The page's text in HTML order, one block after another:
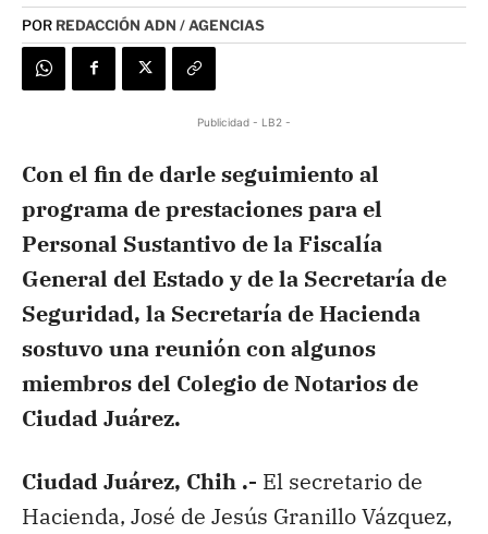
POR REDACCIÓN ADN / AGENCIAS
Publicidad - LB2 -
Con el fin de darle seguimiento al
programa de prestaciones para el
Personal Sustantivo de la Fiscalía
General del Estado y de la Secretaría de
Seguridad, la Secretaría de Hacienda
sostuvo una reunión con algunos
miembros del Colegio de Notarios de
Ciudad Juárez.
Ciudad Juárez, Chih .- El secretario de
Hacienda, José de Jesús Granillo Vázquez,